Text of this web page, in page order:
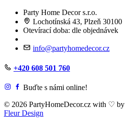
Party Home Decor s.r.o.
Lochotínská 43, Plzeň 30100
Otevírací doba: dle objednávek
info@partyhomedecor.cz
+420 608 501 760
Buďte s námi online!
© 2026 PartyHomeDecor.cz with ♡ by
Fleur Design